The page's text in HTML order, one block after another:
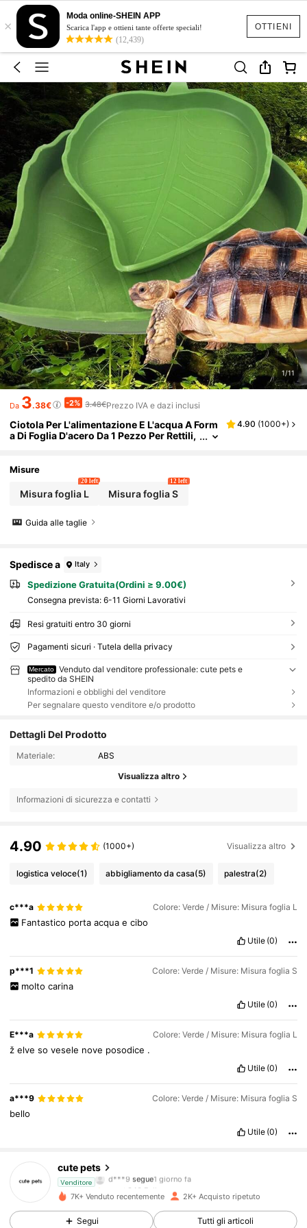
OTTIENI
×
Moda online-SHEIN APP
Scarica l'app e ottieni tante offerte speciali!
(12,439)
1/11
Da 3.38€ -2% 3.48€Prezzo IVA e dazi inclusi
Ciotola Per L'alimentazione E L'acqua A Form
a Di Foglia D'acero Da 1 Pezzo Per Rettili,
4.90 (1000+)
Misure
Misura foglia L
20 left
Misura foglia S
12 left
Guida alle taglie
Spedisce a Italy
Spedizione Gratuita(Ordini ≥ 9.00€)
Consegna prevista: 6-11 Giorni Lavorativi
Resi gratuiti entro 30 giorni
Pagamenti sicuri · Tutela della privacy
Mercato
Venduto dal venditore professionale: cute pets e
spedito da SHEIN
Informazioni e obblighi del venditore
Per segnalare questo venditore e/o prodotto
Dettagli Del Prodotto
Materiale: ABS
Visualizza altro
Informazioni di sicurezza e contatti
4.90 (1000+) Visualizza altro
logistica veloce(1) abbigliamento da casa(5) palestra(2)
c***a Colore: Verde / Misure: Misura foglia L
Fantastico porta acqua e cibo
Utile (0)
p***1 Colore: Verde / Misure: Misura foglia S
molto carina
Utile (0)
E***a Colore: Verde / Misure: Misura foglia L
želvesovesele nove posodice .
Utile (0)
a***9 Colore: Verde / Misure: Misura foglia S
bello
Utile (0)
cute pets
Venditore
d***9
4.87
346 Follower
346 Follower
7K+ Venduto recentemente 2K+ Acquisto ripetuto
Segui Tutti gli articoli